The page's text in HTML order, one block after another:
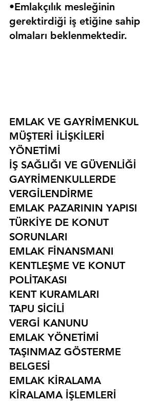
•Emlakçılık mesleğinin
gerektirdiği iş etiğine sahip
olmaları beklenmektedir.
EMLAK VE GAYRİMENKUL
MÜŞTERİ İLİŞKİLERİ
YÖNETİMİ
İŞ SAĞLIĞI VE GÜVENLİĞİ
GAYRİMENKULLERDE
VERGİLENDİRME
EMLAK PAZARININ YAPISI
TÜRKİYE DE KONUT
SORUNLARI
EMLAK FİNANSMANI
KENTLEŞME VE KONUT
POLİTAKASI
KENT KURAMLARI
TAPU SİCİLİ
VERGİ KANUNU
EMLAK YÖNETİMİ
TAŞINMAZ GÖSTERME
BELGESİ
EMLAK KİRALAMA
KİRALAMA İŞLEMLERİ